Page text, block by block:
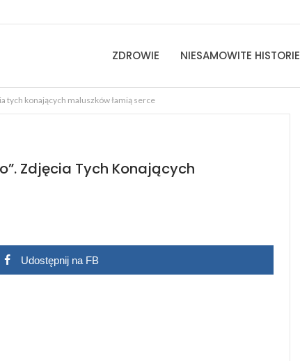
ZDROWIE NIESAMOWITE HISTORIE
tych konających maluszków łamią serce
Zdjęcia Tych Konających
Udostępnij na FB